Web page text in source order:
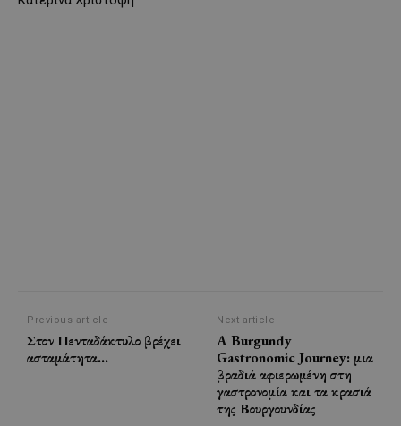
Previous article
Στον Πενταδάκτυλο βρέχει
ασταμάτητα…
Next article
A Burgundy
Gastronomic Journey: μια
βραδιά αφιερωμένη στη
γαστρονομία και τα κρασιά
της Βουργουνδίας